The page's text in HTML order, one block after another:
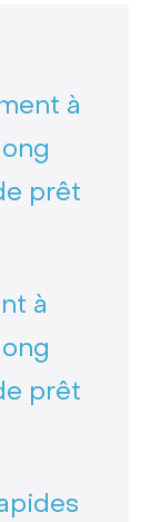
à
prêt
à
prêt